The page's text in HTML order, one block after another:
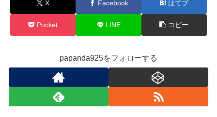
X Facebook はてブ
Pocket LINE コピー
papanda925をフォローする